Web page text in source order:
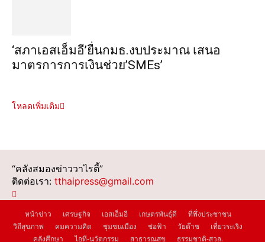
‘สภาเอสเอ็มอี’ยื่นกมธ.งบประมาณ เสนอ
มาตรการการเงินช่วย’SMEs’
โหลดเพิ่มเติม
“คลังสมองข่าววาไรตี้”
ติดต่อเรา: tthaipress@gmail.com
หน้าข่าว เศรษฐกิจ เอสเอ็มอี เกษตรพันธุ์ดี
ที่พึ่งประชาชน
วิถีสุขภาพ
คมความคิด ชุมชนเมือง ช่อฟ้า วัยต๊าช
เที่ยวระเริง
คลังศึกษา
ไอที-นวัตกรรม สาธารณสุข ธรรมชาติ-สวล.